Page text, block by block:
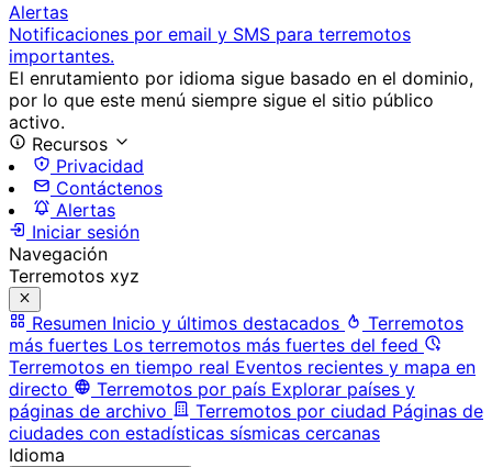
Alertas
Notificaciones por email y SMS para terremotos
importantes.
El enrutamiento por idioma sigue basado en el dominio,
por lo que este menú siempre sigue el sitio público
activo.
Recursos
Privacidad
Contáctenos
Alertas
Iniciar sesión
Navegación
Terremotos xyz
Resumen Inicio y últimos destacados
Terremotos
más fuertes Los terremotos más fuertes del feed
Terremotos en tiempo real Eventos recientes y mapa en
directo
Terremotos por país Explorar países y
páginas de archivo
Terremotos por ciudad Páginas de
ciudades con estadísticas sísmicas cercanas
Idioma